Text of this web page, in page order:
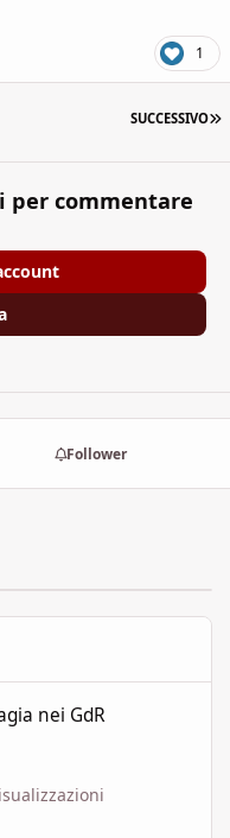
1
SUCCESSIVO
per commentare
Follower
nei GdR